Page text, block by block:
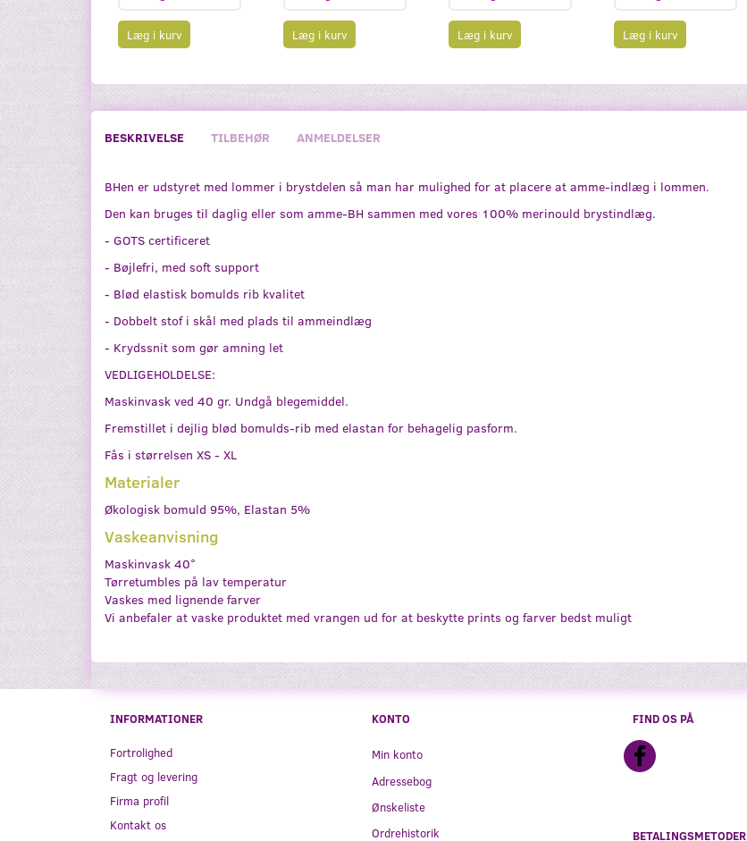
Læg i kurv Læg i kurv Læg i kurv Læg i kurv
BESKRIVELSE TILBEHØR ANMELDELSER
BHen er udstyret med lommer i brystdelen så man har mulighed for at placere at amme-indlæg i lommen.
Den kan bruges til daglig eller som amme-BH sammen med vores 100% merinould brystindlæg.
- GOTS certificeret
- Bøjlefri, med soft support
- Blød elastisk bomulds rib kvalitet
- Dobbelt stof i skål med plads til ammeindlæg
- Krydssnit som gør amning let
VEDLIGEHOLDELSE:
Maskinvask ved 40 gr. Undgå blegemiddel.
Fremstillet i dejlig blød bomulds-rib med elastan for behagelig pasform.
Fås i størrelsen XS - XL
Materialer
Økologisk bomuld 95%, Elastan 5%
Vaskeanvisning
Maskinvask 40°
Tørretumbles på lav temperatur
Vaskes med lignende farver
Vi anbefaler at vaske produktet med vrangen ud for at beskytte prints og farver bedst muligt
INFORMATIONER
Fortrolighed
Fragt og levering
Firma profil
Kontakt os
KONTO
Min konto
Adressebog
Ønskeliste
Ordrehistorik
FIND OS PÅ
BETALINGSMETODER